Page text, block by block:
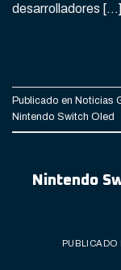
desarrolladores […]
Publicado en Noticias
Nintendo Switch Oled
Nintendo
PUBLICADO